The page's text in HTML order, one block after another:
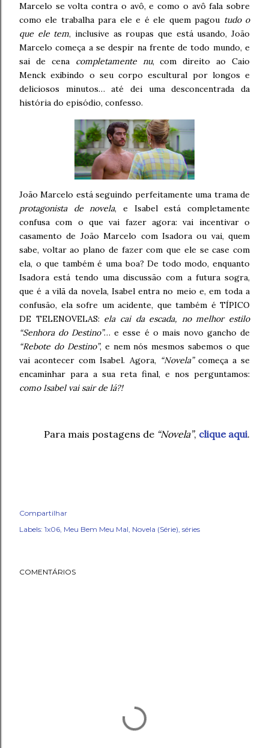
Marcelo se volta contra o avô, e como o avô fala sobre
como ele trabalha para ele e é ele quem pagou tudo o
que ele tem, inclusive as roupas que está usando, João
Marcelo começa a se despir na frente de todo mundo, e
sai de cena completamente nu, com direito ao Caio
Menck exibindo o seu corpo escultural por longos e
deliciosos minutos… até dei uma desconcentrada da
história do episódio, confesso.
João Marcelo está seguindo perfeitamente uma trama de
protagonista de novela, e Isabel está completamente
confusa com o que vai fazer agora: vai incentivar o
casamento de João Marcelo com Isadora ou vai, quem
sabe, voltar ao plano de fazer com que ele se case com
ela, o que também é uma boa? De todo modo, enquanto
Isadora está tendo uma discussão com a futura sogra,
que é a vilã da novela, Isabel entra no meio e, em toda a
confusão, ela sofre um acidente, que também é TÍPICO
DE TELENOVELAS: ela cai da escada, no melhor estilo
“Senhora do Destino”… e esse é o mais novo gancho de
“Rebote do Destino”, e nem nós mesmos sabemos o que
vai acontecer com Isabel. Agora, “Novela”começa a se
encaminhar para a sua reta final, e nos perguntamos:
como Isabel vai sair de lá?!
Para mais postagens de “Novela”, clique aqui.
Compartilhar
Labels: 1x06 Meu Bem Meu Mal Novela (Série) séries
COMENTÁRIOS